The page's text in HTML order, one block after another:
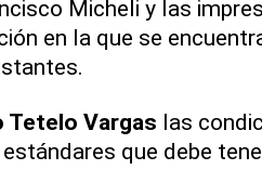
Micheli y las
en la que se
Tetelo Vargas las
que debe